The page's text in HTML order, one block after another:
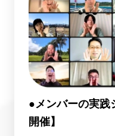
●メンバーの実践
開催】